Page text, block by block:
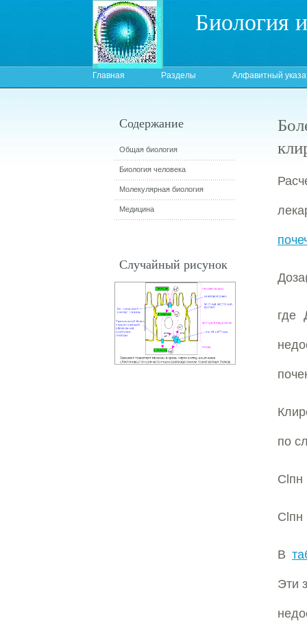
Биология
Главная Разделы Алфавитный
где
по
Сlпн
Сlпн
В
Эти
Содержание
Общая биология
Биология человека
Молекулярная биология
Медицина
Случайный рисунок